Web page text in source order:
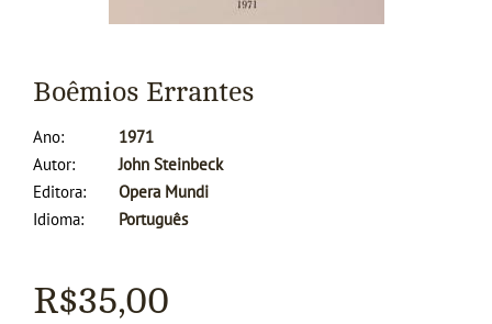
Boêmios Errantes
Ano
1971
Autor
John Steinbeck
Editora
Opera Mundi
Idioma
Português
R$35,00